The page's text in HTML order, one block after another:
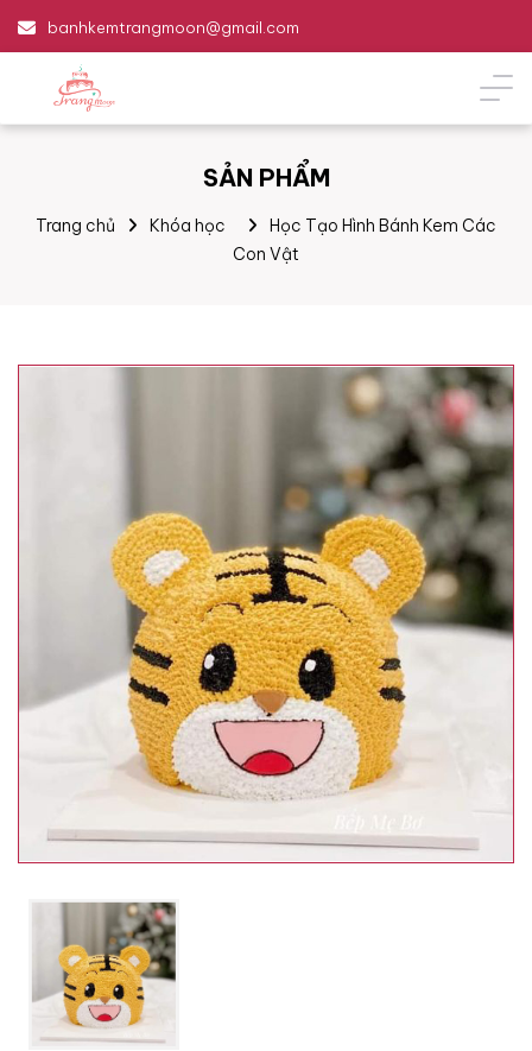
banhkemtrangmoon@gmail.com
SẢN PHẨM
Trang chủ Khóa học
Học Tạo Hình Bánh Kem Các
Con Vật